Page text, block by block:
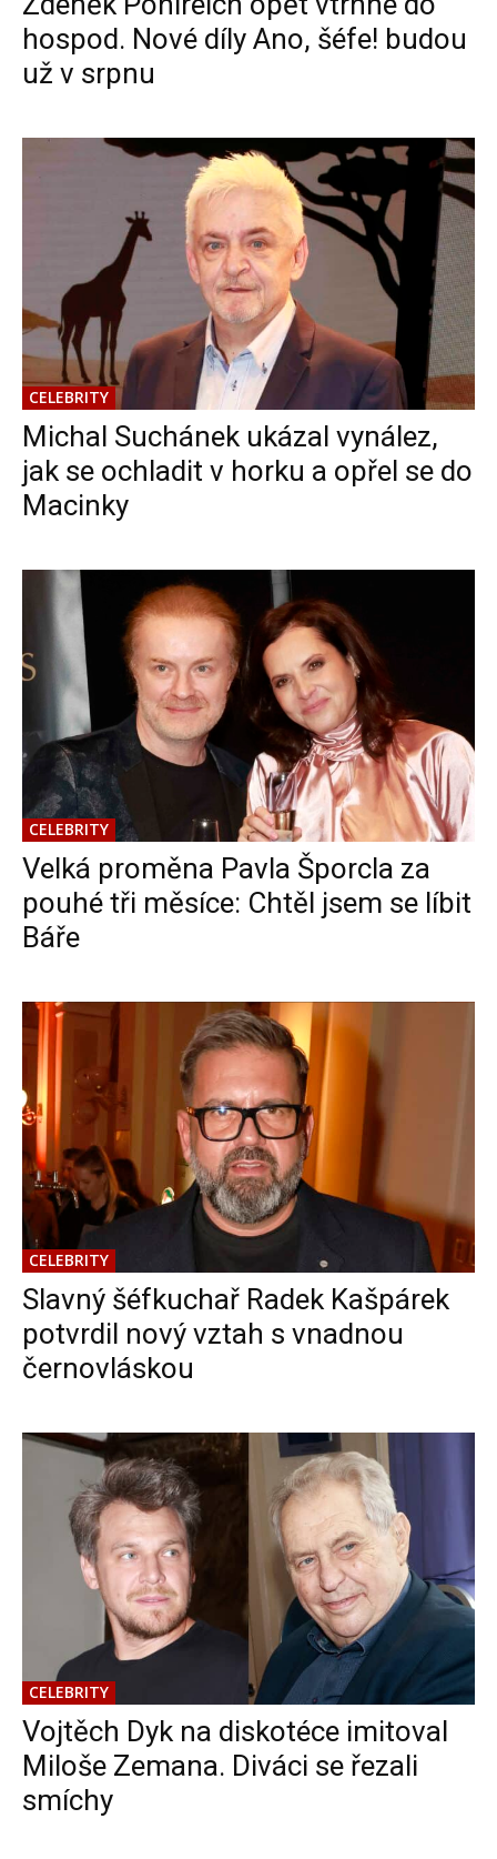
hospod. Nové díly Ano, šéfe! budou
už v srpnu
CELEBRITY
Michal Suchánek ukázal vynález,
jak se ochladit v horku a opřel se do
Macinky
CELEBRITY
Velká proměna Pavla Šporcla za
pouhé tři měsíce: Chtěl jsem se líbit
Báře
CELEBRITY
Slavný šéfkuchař Radek Kašpárek
potvrdil nový vztah s vnadnou
černovláskou
CELEBRITY
Vojtěch Dyk na diskotéce imitoval
Miloše Zemana. Diváci se řezali
smíchy